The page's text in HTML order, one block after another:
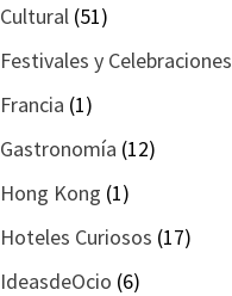
Cultural (51)
Festivales y Celebraciones
Francia (1)
Gastronomía (12)
Hong Kong (1)
Hoteles Curiosos (17)
IdeasdeOcio (6)